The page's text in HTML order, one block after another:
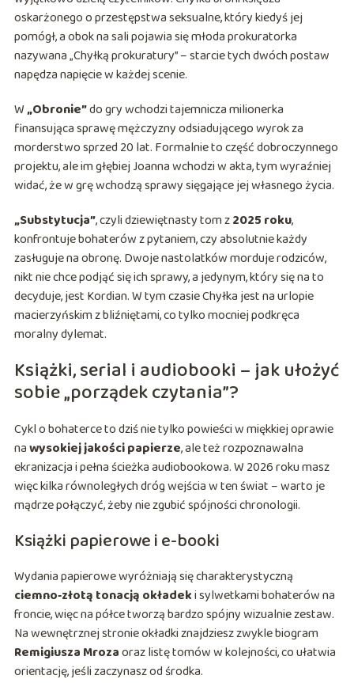
oskarżonego o przestępstwa seksualne, który kiedyś jej
pomógł, a obok na sali pojawia się młoda prokuratorka
nazywana „Chyłką prokuratury” – starcie tych dwóch postaw
napędza napięcie w każdej scenie.
W„Obronie”do gry wchodzi tajemnicza milionerka
finansująca sprawę mężczyzny odsiadującego wyrok za
morderstwo sprzed 20 lat. Formalnie to część dobroczynnego
projektu, ale im głębiej Joanna wchodzi w akta, tym wyraźniej
widać, że w grę wchodzą sprawy sięgające jej własnego życia.
„Substytucja”, czyli dziewiętnasty tom z2025 roku,
konfrontuje bohaterów z pytaniem, czy absolutnie każdy
zasługuje na obronę. Dwoje nastolatków morduje rodziców,
nikt nie chce podjąć się ich sprawy, a jedynym, który się na to
decyduje, jest Kordian. W tym czasie Chyłka jest na urlopie
macierzyńskim z bliźniętami, co tylko mocniej podkręca
moralny dylemat.
Książki, serial i audiobooki – jak ułożyć
sobie „porządek czytania”?
Cykl o bohaterce to dziś nie tylko powieści w miękkiej oprawie
nawysokiej jakości papierze, ale też rozpoznawalna
ekranizacja i pełna ścieżka audiobookowa. W 2026 roku masz
więc kilka równoległych dróg wejścia w ten świat – warto je
mądrze połączyć, żeby nie zgubić spójności chronologii.
Książki papierowe i e-booki
Wydania papierowe wyróżniają się charakterystyczną
ciemno‑złotą tonacją okładeki sylwetkami bohaterów na
froncie, więc na półce tworzą bardzo spójny wizualnie zestaw.
Na wewnętrznej stronie okładki znajdziesz zwykle biogram
Remigiusza Mrozaoraz listę tomów w kolejności, co ułatwia
orientację, jeśli zaczynasz od środka.